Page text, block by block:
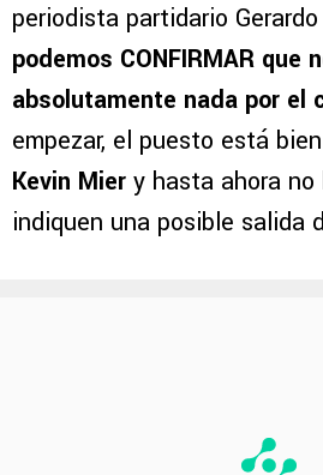
periodista partidario
podemos CONFIRMAR que
absolutamente nada por el
empezar, el puesto está
Kevin Mier y hasta ahora
indiquen una posible salida